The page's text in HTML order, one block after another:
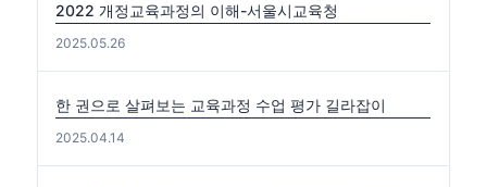
2022 개정교육과정의 이해-서울시교육청
2025.05.26
한 권으로 살펴보는 교육과정 수업 평가 길라잡이
2025.04.14